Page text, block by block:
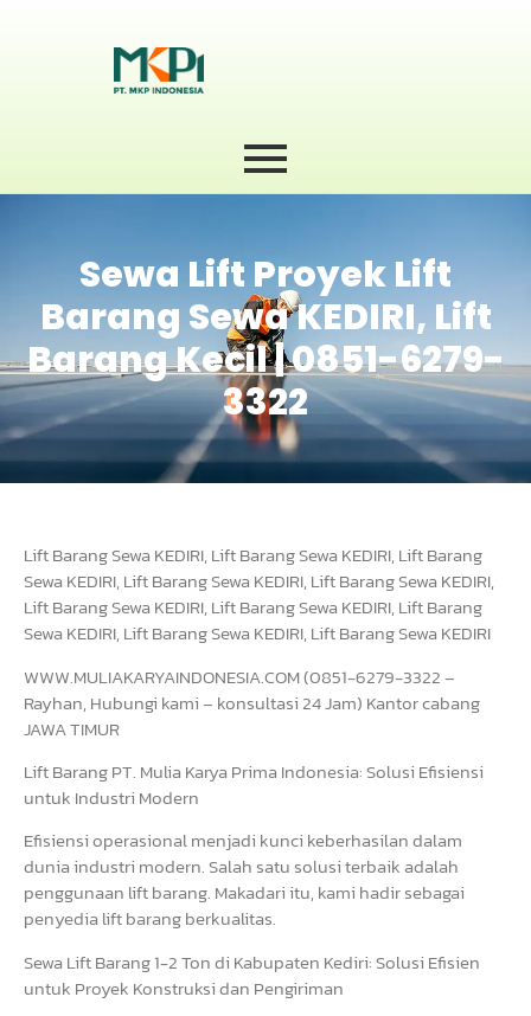
Sewa Lift Proyek Lift
Barang Sewa KEDIRI, Lift
Barang Kecil | 0851-6279-
3322
Lift Barang Sewa KEDIRI, Lift Barang Sewa KEDIRI, Lift Barang
Sewa KEDIRI, Lift Barang Sewa KEDIRI, Lift Barang Sewa KEDIRI,
Lift Barang Sewa KEDIRI, Lift Barang Sewa KEDIRI, Lift Barang
Sewa KEDIRI, Lift Barang Sewa KEDIRI, Lift Barang Sewa KEDIRI
WWW.MULIAKARYAINDONESIA.COM (0851-6279-3322 –
Rayhan, Hubungi kami – konsultasi 24 Jam) Kantor cabang
JAWA TIMUR
Lift Barang PT. Mulia Karya Prima Indonesia: Solusi Efisiensi
untuk Industri Modern
Efisiensi operasional menjadi kunci keberhasilan dalam
dunia industri modern. Salah satu solusi terbaik adalah
penggunaan lift barang. Makadari itu, kami hadir sebagai
penyedia lift barang berkualitas.
Sewa Lift Barang 1-2 Ton di Kabupaten Kediri: Solusi Efisien
untuk Proyek Konstruksi dan Pengiriman